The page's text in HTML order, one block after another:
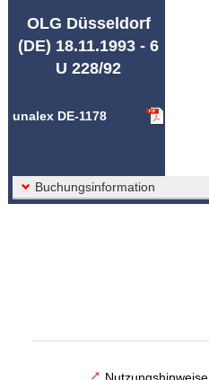
OLG Düsseldorf
(DE) 18.11.1993 - 6
U 228/92
unalex DE-1178
Buchungsinformation
Nutzungshinweise